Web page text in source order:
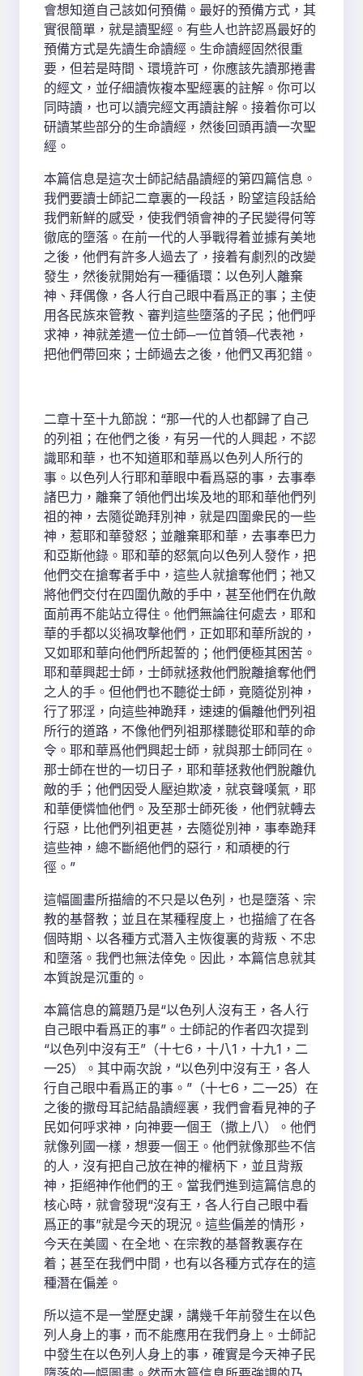
會想知道自己該如何預備。最好的預備方式，其
實很簡單，就是讀聖經。有些人也許認爲最好的
預備方式是先讀生命讀經。生命讀經固然很重
要，但若是時間、環境許可，你應該先讀那捲書
的經文，並仔細讀恢複本聖經裏的註解。你可以
同時讀，也可以讀完經文再讀註解。接着你可以
研讀某些部分的生命讀經，然後回頭再讀一次聖
經。
本篇信息是這次士師記結晶讀經的第四篇信息。
我們要讀士師記二章裏的一段話，盼望這段話給
我們新鮮的感受，使我們領會神的子民變得何等
徹底的墮落。在前一代的人爭戰得着並據有美地
之後，他們有許多人過去了，接着有劇烈的改變
發生，然後就開始有一種循環：以色列人離棄
神、拜偶像，各人行自己眼中看爲正的事；主使
用各民族來管教、審判這些墮落的子民；他們呼
求神，神就差遣一位士師─一位首領─代表祂，
把他們帶回來；士師過去之後，他們又再犯錯。
二章十至十九節說：“那一代的人也都歸了自己
的列祖；在他們之後，有另一代的人興起，不認
識耶和華，也不知道耶和華爲以色列人所行的
事。以色列人行耶和華眼中看爲惡的事，去事奉
諸巴力，離棄了領他們出埃及地的耶和華他們列
祖的神，去隨從跪拜別神，就是四圍衆民的一些
神，惹耶和華發怒；並離棄耶和華，去事奉巴力
和亞斯他錄。耶和華的怒氣向以色列人發作，把
他們交在搶奪者手中，這些人就搶奪他們；祂又
將他們交付在四圍仇敵的手中，甚至他們在仇敵
面前再不能站立得住。他們無論往何處去，耶和
華的手都以災禍攻擊他們，正如耶和華所說的，
又如耶和華向他們所起誓的；他們便極其困苦。
耶和華興起士師，士師就拯救他們脫離搶奪他們
之人的手。但他們也不聽從士師，竟隨從別神，
行了邪淫，向這些神跪拜，速速的偏離他們列祖
所行的道路，不像他們列祖那樣聽從耶和華的命
令。耶和華爲他們興起士師，就與那士師同在。
那士師在世的一切日子，耶和華拯救他們脫離仇
敵的手；他們因受人壓迫欺凌，就哀聲嘆氣，耶
和華便憐恤他們。及至那士師死後，他們就轉去
行惡，比他們列祖更甚，去隨從別神，事奉跪拜
這些神，總不斷絕他們的惡行，和頑梗的行
徑。”
這幅圖畫所描繪的不只是以色列，也是墮落、宗
教的基督教；並且在某種程度上，也描繪了在各
個時期、以各種方式潛入主恢復裏的背叛、不忠
和墮落。我們也無法倖免。因此，本篇信息就其
本質說是沉重的。
本篇信息的篇題乃是“以色列人沒有王，各人行
自己眼中看爲正的事”。士師記的作者四次提到
“以色列中沒有王”（十七6，十八1，十九1，二
一25）。其中兩次說，“以色列中沒有王，各人
行自己眼中看爲正的事。”（十七6，二一25）在
之後的撒母耳記結晶讀經裏，我們會看見神的子
民如何呼求神，向神要一個王（撒上八）。他們
就像列國一樣，想要一個王。他們就像那些不信
的人，沒有把自己放在神的權柄下，並且背叛
神，拒絕神作他們的王。當我們進到這篇信息的
核心時，就會發現“沒有王，各人行自己眼中看
爲正的事”就是今天的現況。這些偏差的情形，
今天在美國、在全地、在宗教的基督教裏存在
着；甚至在我們中間，也有以各種方式存在的這
種潛在偏差。
所以這不是一堂歷史課，講幾千年前發生在以色
列人身上的事，而不能應用在我們身上。士師記
中發生在以色列人身上的事，確實是今天神子民